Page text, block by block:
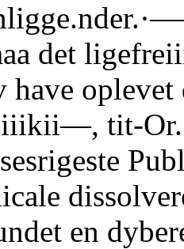
det
tit-Or.
en